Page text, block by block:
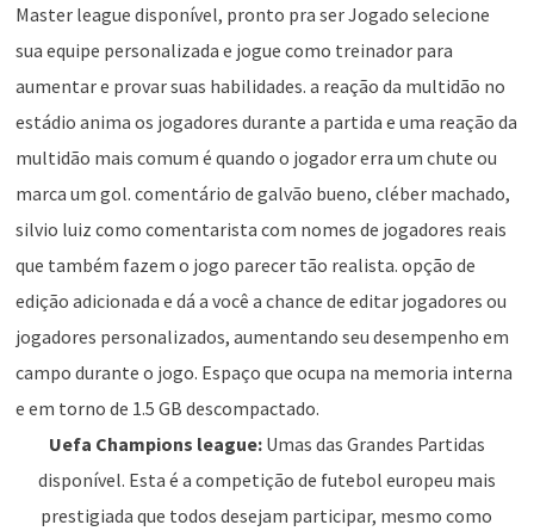
Master league disponível, pronto pra ser Jogado selecione
sua equipe personalizada e jogue como treinador para
aumentar e provar suas habilidades. a reação da multidão no
estádio anima os jogadores durante a partida e uma reação da
multidão mais comum é quando o jogador erra um chute ou
marca um gol. comentário de galvão bueno, cléber machado,
silvio luiz como comentarista com nomes de jogadores reais
que também fazem o jogo parecer tão realista. opção de
edição adicionada e dá a você a chance de editar jogadores ou
jogadores personalizados, aumentando seu desempenho em
campo durante o jogo. Espaço que ocupa na memoria interna
e em torno de 1.5 GB descompactado.
Uefa Champions league:Umas das Grandes Partidas
disponível. Esta é a competição de futebol europeu mais
prestigiada que todos desejam participar, mesmo como